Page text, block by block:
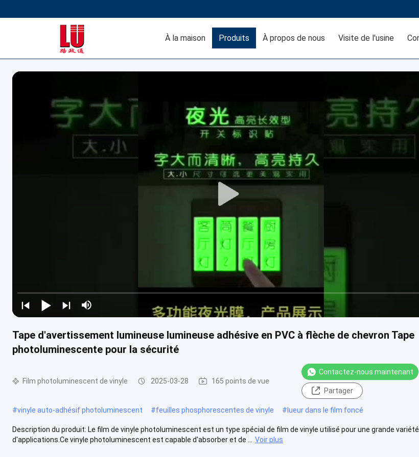
À la maison Produits À propos de nous Visite de l'usine
Tape d'avertissement lumineuse lumineuse adhésive en PVC à flèche de chevron Tape
photoluminescente pour la sécurité
Film photoluminescent de vinyle 2025-03-28 165 points de vue
Contactez-nous maintenant
Partager
#vinyle auto-adhésif photoluminescent #feuilles phosphorescentes de vinyle #lueur dans le film foncé
Description du produit: Le film de vinyle photoluminescent est un type spécial de film de vinyle utilisé pour une grande variété
d'applications.Ce vinyle photoluminescent est capable d'absorber et de ...
Voir plus